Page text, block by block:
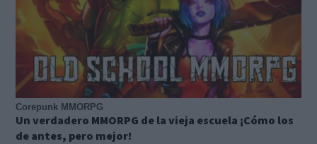
Corepunk MMORPG
Un verdadero MMORPG de la vieja escuela ¡Cómo los
de antes, pero mejor!